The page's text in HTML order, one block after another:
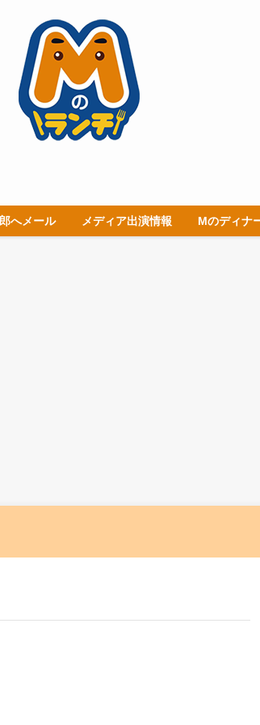
へメール メディア出演情報 Mのディナ